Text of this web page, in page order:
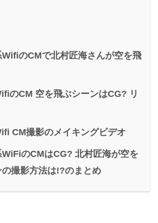
WifiのCMで北村匠海さんが空を飛
のCM 空を飛ぶシーンはCG? リ
CM撮影のメイキングビデオ
WiFiのCMはCG? 北村匠海が空を
撮影方法は!?のまとめ